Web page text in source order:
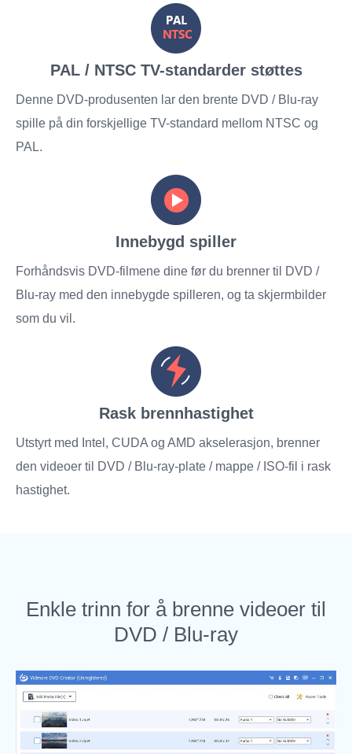
PAL / NTSC TV-standarder støttes
Denne DVD-produsenten lar den brente DVD / Blu-ray
spille på din forskjellige TV-standard mellom NTSC og
PAL.
Innebygd spiller
Forhåndsvis DVD-filmene dine før du brenner til DVD /
Blu-ray med den innebygde spilleren, og ta skjermbilder
som du vil.
Rask brennhastighet
Utstyrt med Intel, CUDA og AMD akselerasjon, brenner
den videoer til DVD / Blu-ray-plate / mappe / ISO-fil i rask
hastighet.
Enkle trinn for å brenne videoer til
DVD / Blu-ray